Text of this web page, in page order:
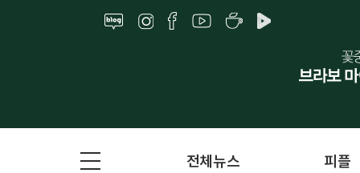
전체뉴스 피플